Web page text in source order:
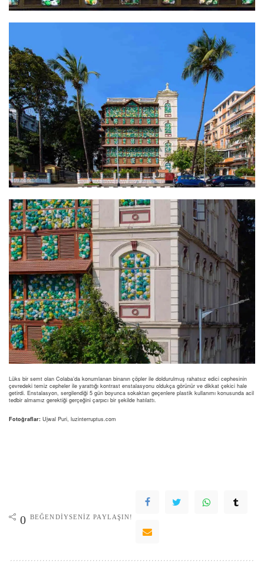
Lüks bir semt olan Colaba’da konumlanan binanın çöpler ile doldurulmuş rahatsız edici cephesinin
çevredeki temiz cepheler ile yarattığı kontrast enstalasyonu oldukça görünür ve dikkat çekici hale
getirdi. Enstalasyon, sergilendiği 5 gün boyunca sokaktan geçenlere plastik kullanımı konusunda acil
tedbir almamız gerektiği gerçeğini çarpıcı bir şekilde hatılattı.
Fotoğraflar: Ujwal Puri, luzinterruptus.com
0 BEĞENDIYSENIZ PAYLAŞIN!